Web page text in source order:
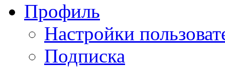
Профиль
Настройки
Подписка